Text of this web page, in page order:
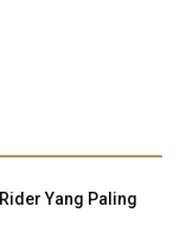
Yang Paling